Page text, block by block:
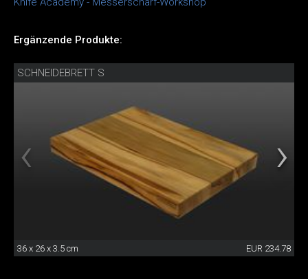
Ergänzende Produkte:
SCHNEIDEBRETT S
36 x 26 x 3.5 cm EUR 234.78